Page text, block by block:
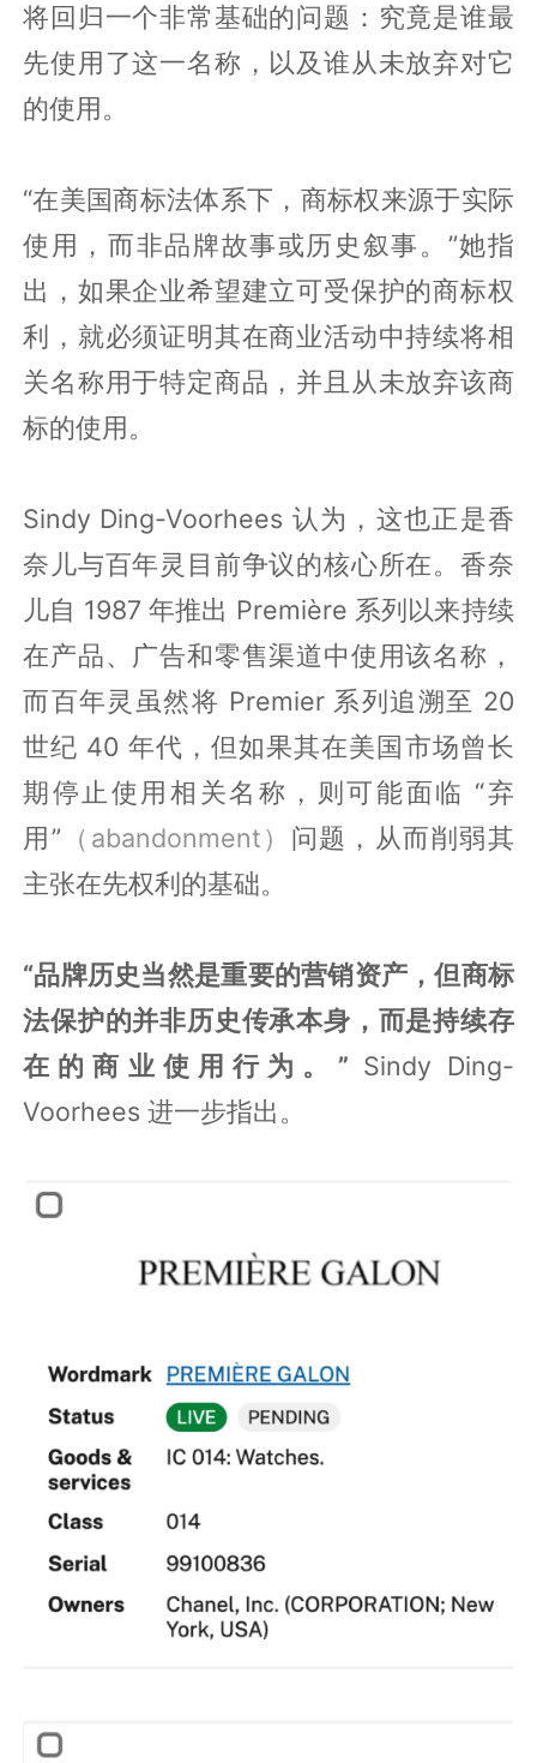
将回归一个非常基础的问题：究竟是谁最
先使用了这一名称，以及谁从未放弃对它
的使用。
“在美国商标法体系下，商标权来源于实际
使用，而非品牌故事或历史叙事。”她指
出，如果企业希望建立可受保护的商标权
利，就必须证明其在商业活动中持续将相
关名称用于特定商品，并且从未放弃该商
标的使用。
Sindy Ding-Voorhees 认为，这也正是香
奈儿与百年灵目前争议的核心所在。香奈
儿自 1987 年推出 Première 系列以来持续
在产品、广告和零售渠道中使用该名称，
而百年灵虽然将 Premier 系列追溯至 20
世纪 40 年代，但如果其在美国市场曾长
期停止使用相关名称，则可能面临 “弃
用” （abandonment） 问题，从而削弱其
主张在先权利的基础。
“品牌历史当然是重要的营销资产，但商标
法保护的并非历史传承本身，而是持续存
在的商业使用行为。” Sindy Ding-
Voorhees 进一步指出。